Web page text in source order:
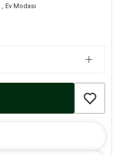
, Ev Modası